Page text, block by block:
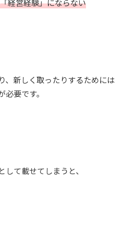
経営経験」にならない
、新しく取ったりするためには
必要です。
して載せてしまうと、